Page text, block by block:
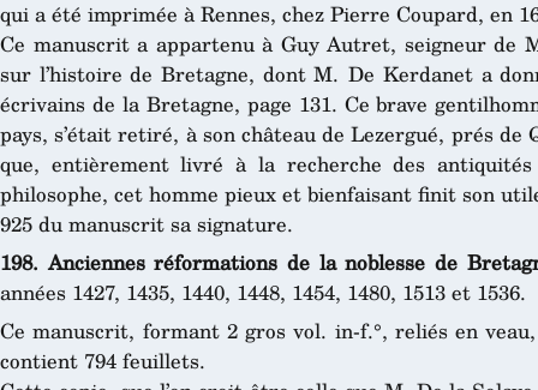
qui a été imprimée à Rennes, chez Pierre Coupard, en
Ce manuscrit a appartenu à Guy Autret, seigneur de
sur l’histoire de Bretagne, dont M. De Kerdanet a
écrivains de la Bretagne, page 131. Ce brave
pays, s’était retiré, à son château de Lezergué, prés de
que, entièrement livré à la recherche des
philosophe, cet homme pieux et bienfaisant finit son
925 du manuscrit sa signature.
198. Anciennes réformations de la noblesse de
années 1427, 1435, 1440, 1448, 1454, 1480, 1513 et 1536.
Ce manuscrit, formant 2 gros vol. in-f.°, reliés en
contient 794 feuillets.